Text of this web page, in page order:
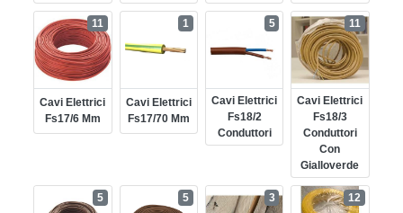
Cavi Elettrici
Fs17/6 Mm
11
Cavi Elettrici
Fs17/70 Mm
1
Cavi Elettrici
Fs18/2
Conduttori
5
Cavi Elettrici
Fs18/3
Conduttori
Con
Gialloverde
11
5 5 3 12